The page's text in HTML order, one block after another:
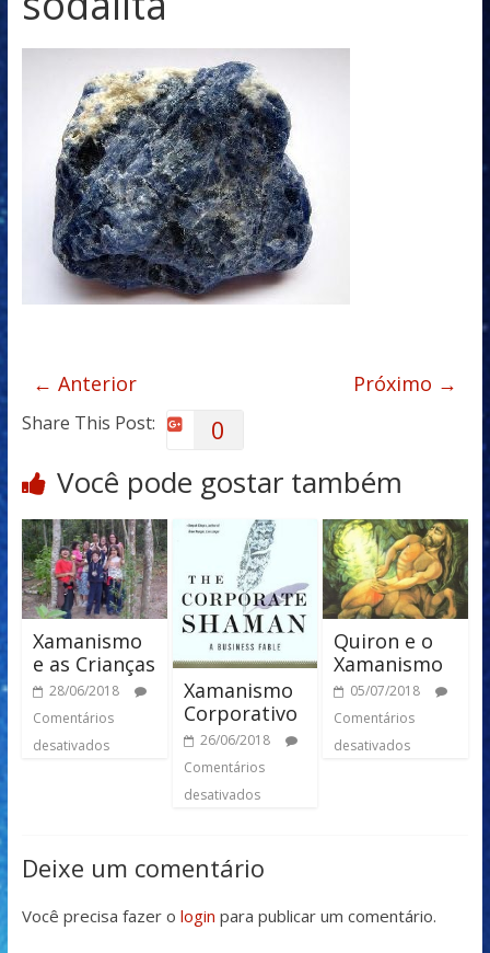
← Anterior Próximo →
Share This Post: 0
Você pode gostar também
Xamanismo
e as Crianças
28/06/2018
Comentários
desativados
Xamanismo
Corporativo
26/06/2018
Comentários
desativados
Quiron e o
Xamanismo
05/07/2018
Comentários
desativados
Deixe um comentário
Você precisa fazer o login para publicar um comentário.